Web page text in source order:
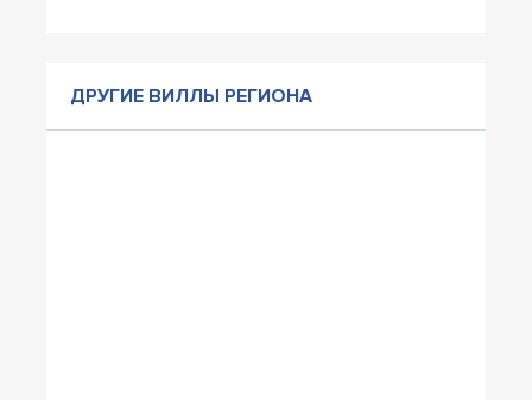
ДРУГИЕ ВИЛЛЫ РЕГИОНА